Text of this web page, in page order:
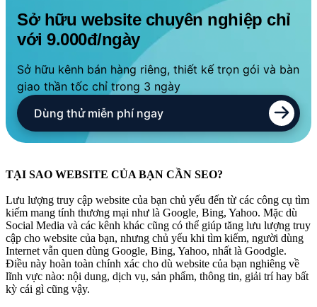
Sở hữu website chuyên nghiệp chỉ
với 9.000đ/ngày
Sở hữu kênh bán hàng riêng, thiết kế trọn gói và bàn
giao thần tốc chỉ trong 3 ngày
Dùng thử miễn phí ngay
TẠI SAO WEBSITE CỦA BẠN CẦN SEO?
Lưu lượng truy cập website của bạn chủ yếu đến từ các công cụ tìm
kiếm mang tính thương mại như là Google, Bing, Yahoo. Mặc dù
Social Media và các kênh khác cũng có thể giúp tăng lưu lượng truy
cập cho website của bạn, nhưng chủ yếu khi tìm kiếm, người dùng
Internet vẫn quen dùng Google, Bing, Yahoo, nhất là Goodgle.
Điều này hoàn toàn chính xác cho dù website của bạn nghiêng về
lĩnh vực nào: nội dung, dịch vụ, sản phẩm, thông tin, giải trí hay bất
kỳ cái gì cũng vậy.